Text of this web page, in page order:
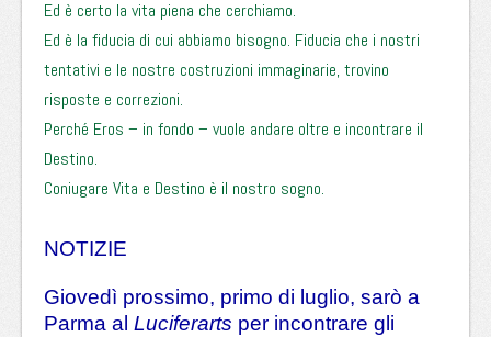
Ed è certo la vita piena che cerchiamo.
Ed è la fiducia di cui abbiamo bisogno. Fiducia che i nostri
tentativi e le nostre costruzioni immaginarie, trovino
risposte e correzioni.
Perché Eros – in fondo – vuole andare oltre e incontrare il
Destino.
Coniugare Vita e Destino è il nostro sogno.
NOTIZIE
Giovedì prossimo, primo di luglio, sarò a
Parma al Luciferarts per incontrare gli